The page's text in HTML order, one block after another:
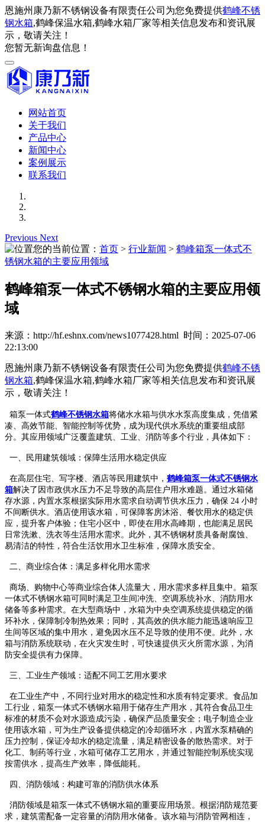
恩施州康乃新不锈钢设备有限责任公司为您免费提供鹤峰不锈
钢水箱,鹤峰保温水箱,鹤峰水箱厂家等相关信息发布和资讯展
示，敬请关注！
您暂无新询盘信息！
网站首页
关于我们
产品中心
新闻中心
案例展示
联系我们
Previous Next
您的当前位置： 首页 > 行业新闻 > 鹤峰箱泵一体式不
锈钢水箱的主要应用领域
鹤峰箱泵一体式不锈钢水箱的主要应用领
域
来源：http://hf.eshnx.com/news1077428.html 时间：2025-07-06
22:13:00
恩施州康乃新不锈钢设备有限责任公司为您免费提供鹤峰不锈
钢水箱,鹤峰保温水箱,鹤峰水箱厂家等相关信息发布和资讯展
示，敬请关注！
箱泵一体式鹤峰不锈钢水箱将储水水箱与供水水泵高度集成，凭借紧
凑、高效节能、智能控制等优势，成为现代供水系统的重要组成部
分。其应用领域广泛覆盖建筑、工业、消防等多个行业，具体如下：​
一、民用建筑领域：保障生活用水稳定供应​
在高层住宅、写字楼、酒店等民用建筑中， 鹤峰箱泵一体式不锈钢水
箱解决了因市政供水压力不足导致的高层住户用水难题。通过水箱储
存水源，内置水泵根据实际用水需求自动调节供水压力，确保 24 小时
不间断供水。酒店使用该水箱，可保障客房沐浴、餐饮用水的稳定供
应，提升客户体验；住宅小区中，即使在用水高峰期，也能满足居民
日常洗漱、洗衣等生活用水需求。此外，其不锈钢材质具备耐腐蚀、
易清洁的特性，符合生活饮用水卫生标准，保障水质安全。​
二、商业综合体：满足多样化用水需求​
商场、购物中心等商业综合体人流量大，用水需求多样且集中。箱泵
一体式不锈钢水箱可同时满足卫生间冲洗、空调系统补水、消防用水
储备等多种需求。在大型商场中，水箱为中央空调系统提供稳定的循
环补水，保障制冷制热效果；同时，其高效的供水能力能迅速响应卫
生间等区域的集中用水，避免因水压不足导致的使用不便。此外，水
箱与消防系统联动，在火灾发生时，可快速提供灭火所需水源，为消
防安全提供有力保障。​
三、工业生产领域：适配不同工艺用水要求​
在工业生产中，不同行业对用水的稳定性和水质有特定要求。食品加
工行业，箱泵一体式不锈钢水箱用于储存生产用水，其符合食品卫生
标准的材质不会对水源造成污染，确保产品质量安全；电子制造企业
使用该水箱，可为生产设备提供稳定的冷却循环水，内置水泵精确的
压力控制，保证冷却水的稳定流量，满足精密设备的散热需求。对于
化工、制药等行业，水箱可储存工艺用水，并通过智能控制系统实现
按需供水，提高生产效率，降低能耗。​
四、消防领域：构建可靠的消防供水体系​
消防领域是箱泵一体式不锈钢水箱的重要应用场景。根据消防规范要
求，建筑需配备一定容量的消防用水储备。该水箱与消防管网相连，